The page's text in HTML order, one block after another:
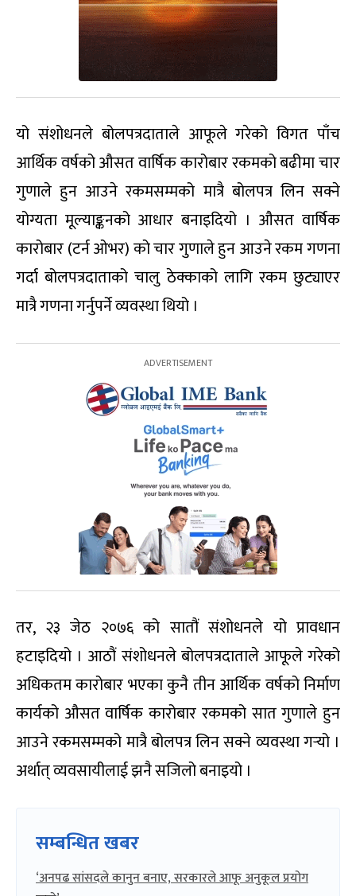
यो संशोधनले बोलपत्रदाताले आफूले गरेको विगत पाँच
आर्थिक वर्षको औसत वार्षिक कारोबार रकमको बढीमा चार
गुणाले हुन आउने रकमसम्मको मात्रै बोलपत्र लिन सक्ने
योग्यता मूल्याङ्कनको आधार बनाइदियो । औसत वार्षिक
कारोबार (टर्न ओभर) को चार गुणाले हुन आउने रकम गणना
गर्दा बोलपत्रदाताको चालु ठेक्काको लागि रकम छुट्याएर
मात्रै गणना गर्नुपर्ने व्यवस्था थियो ।
तर, २३ जेठ २०७६ को सातौं संशोधनले यो प्रावधान
हटाइदियो । आठौं संशोधनले बोलपत्रदाताले आफूले गरेको
अधिकतम कारोबार भएका कुनै तीन आर्थिक वर्षको निर्माण
कार्यको औसत वार्षिक कारोबार रकमको सात गुणाले हुन
आउने रकमसम्मको मात्रै बोलपत्र लिन सक्ने व्यवस्था गर्‍यो ।
अर्थात् व्यवसायीलाई झनै सजिलो बनाइयो ।
सम्बन्धित खबर
‘अनपढ सांसदले कानुन बनाए, सरकारले आफू अनुकूल प्रयोग